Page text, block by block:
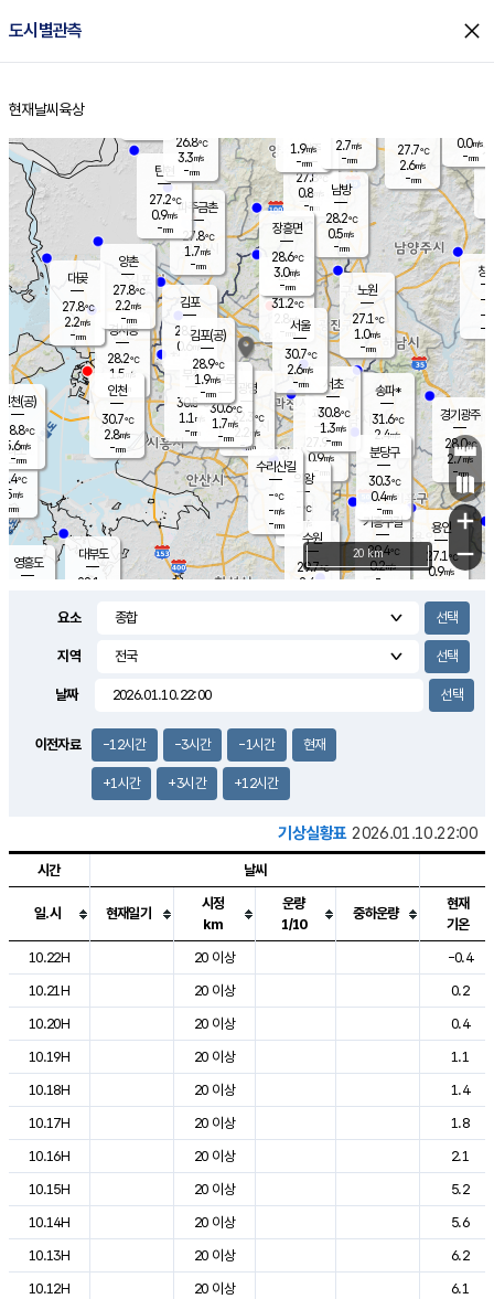
도시별관측 close
홈
현재날씨 육상
의도
℃
m/s
mm
영흥도
양주
27.8℃
0.8
-mm
과천
27.9℃
0.9m/s
- mm
용인
27.1℃
0.9m/s
경기광주
28.0℃
2.7m/s
-mm
1.8m/s
대부도
28.1
경서동
28.2℃
1.5 m/s
-mm
파주금촌
27.8℃
1.7m/s
-mm
27.7℃
2.6m/s
-mm
대곶
27.8℃
2.2m/s
-mm
창
-
-m/
-
탄현
27.2℃
0.9m/s
-mm
0.0m/s
-mm
의왕
- ℃
m/s
mm
김포
28.5℃
0.6 m/s
mm
광명
32.3 ℃
2.2 m/s
-mm
부천
30.5℃
1.1 m/s
-mm
양촌
27.8℃
2.2m/s
-mm
구로
30.6℃
1.7m/s
-mm
은평
31.2℃
2.8 m/s
- mm
노원
27.1℃
1.0m/s
-mm
송파*
31.6℃
2.4m/s
-mm
서초
30.8℃
1.3m/s
-mm
남방
28.2℃
0.5m/s
-mm
기흥구갈
29.4℃
0.2m/s
-
수리산길
-℃
-m/s
-mm
분당구
30.3℃
0.4m/s
-mm
장흥면
28.6℃
3.0m/s
-mm
1.9m/s
-mm
인천(공)
28.8℃
5.6m/s
-mm
김포(공)
28.9℃
1.9m/s
-mm
수원
29.7℃
2.4 m/s
인천
30.7℃
2.8m/s
-mm
서울
30.7℃
2.6m/s
-mm
26.8℃
3.3m/s
-mm
2.7m/s
-mm
+
−
20 km
요소
지역
날짜
이전자료 -12시간 -3시간 -1시간 현재
+1시간 +3시간 +12시간
기상실황표 2026.01.10.22:00
도시별 기상실황표로 지점, 날씨, 기온, 강수, 바람, 기압등을 안내한 표입
시간 날씨
일.시 현재일기
시정
km
운량
1/10
중하운량
현재
기온
10.22H
20 이상
-0.4
10.21H
20 이상
0.2
10.20H
20 이상
0.4
10.19H
20 이상
1.1
10.18H
20 이상
1.4
10.17H
20 이상
1.8
10.16H
20 이상
2.1
10.15H
20 이상
5.2
10.14H
20 이상
5.6
10.13H
20 이상
6.2
10.12H
20 이상
6.1